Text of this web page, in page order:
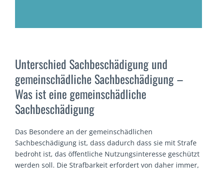
Unterschied Sachbeschädigung und
gemeinschädliche Sachbeschädigung –
Was ist eine gemeinschädliche
Sachbeschädigung
Das Besondere an der gemeinschädlichen
Sachbeschädigung ist, dass dadurch dass sie mit Strafe
bedroht ist, das öffentliche Nutzungsinteresse geschützt
werden soll. Die Strafbarkeit erfordert von daher immer,